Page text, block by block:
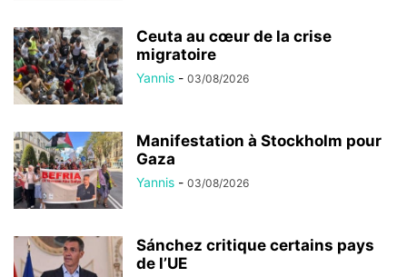
Ceuta au cœur de la crise
migratoire
Yannis - 03/08/2026
Manifestation à Stockholm pour
Gaza
Yannis - 03/08/2026
Sánchez critique certains pays
de l’UE